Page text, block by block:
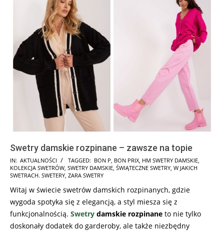
Swetry damskie rozpinane – zawsze na topie
2024-
12-
IN: AKTUALNOŚCI TAGGED: BON P BON PRIX HM SWETRY DAMSKIE
KOLEKCJA SWETRÓW SWETRY DAMSKIE ŚWIĄTECZNE SWETRY W JAKICH
SWETRACH. SWETERY ZARA SWETRY
Witaj w świecie swetrów damskich rozpinanych, gdzie
wygoda spotyka się z elegancją, a styl miesza się z
funkcjonalnością. Swetry damskie rozpinane to nie tylko
doskonały dodatek do garderoby, ale także niezbędny